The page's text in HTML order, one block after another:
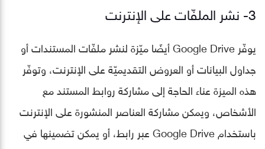
3- نشر الملفّات على الإنترنت
يوفّر Google Drive أيضًا ميّزة لنشر ملفّات المستندات أو
جداول البيانات أو العروض التقديميّة على الإنترنت، وتوفّر
هذه الميزة عناء الحاجة إلى مشاركة روابط المستند مع
الأشخاص، ويمكن مشاركة العناصر المنشورة على الإنترنت
باستخدام Google Drive عبر رابط، أو يمكن تضمينها في